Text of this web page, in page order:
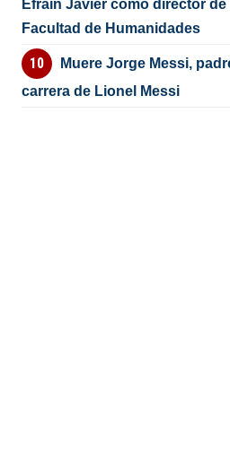
Efraín Javier como director
Facultad de Humanidades
Muere Jorge Messi,
carrera de Lionel Messi